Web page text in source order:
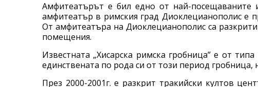
Амфитеатърът е бил едно от най-посещаваните
амфитеатър в римския град Диоклецианополис е
От амфитеатъра на Диоклецианополис са
помещения.
Известната „Хисарска римска гробница” е от
единствената по рода си от този период гробница,
През 2000-2001г. е разкрит тракийски култов